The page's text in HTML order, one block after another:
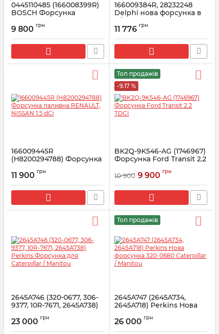
0445110485 (166008399R)
BOSCH Форсунка
Артикул: 166008399R
9 800 грн
166009384R, 28232248
Delphi нова форсунка в
зборі RENAULT/NISSAN
1.5dCI Euro 3
Артикул: 28232248
11 776 грн
166009445R
(H8200294788) Форсунка
NISSAN 1.5 dCi
Артикул: 166009445R
11 900 грн
Топ продажів
-9.17 %
BK2Q-9K546-AG (1746967)
Форсунка Ford Transit 2.2
Артикул: 1746967
10 900 9 900 грн
2645A746 (320-0677, 306-
9377, 10R-7671, 2645A738)
Caterpillar / Manitou
Артикул: 2645A746
23 000 грн
Топ продажів
2645A747 (2645A734,
2645A718) Perkins Нова
Caterpillar / Manitou
Артикул: 2645A747
26 000 грн